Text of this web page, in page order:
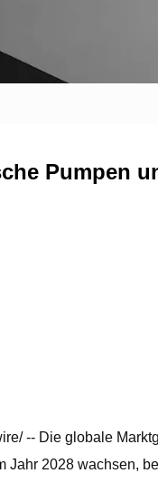
Pumpen
-- Die globale
Jahr 2028 wachsen,